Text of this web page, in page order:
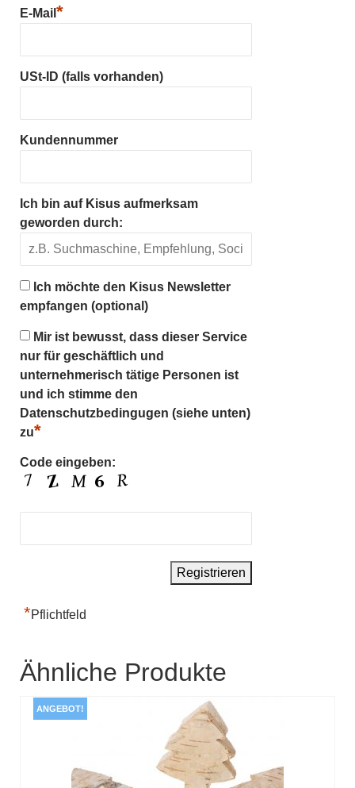
E-Mail *
USt-ID (falls vorhanden)
Kundennummer
Ich bin auf Kisus aufmerksam
geworden durch:
Ich möchte den Kisus Newsletter
empfangen (optional)
Mir ist bewusst, dass dieser Service
nur für geschäftlich und
unternehmerisch tätige Personen ist
und ich stimme den
Datenschutzbedingugen (siehe unten)
zu*
Code eingeben:
*Pflichtfeld
Ähnliche Produkte
ANGEBOT!